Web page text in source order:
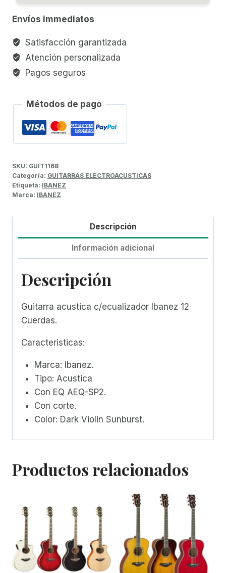
cantidad
Envíos immediatos
Satisfacción garantizada
Atención personalizada
Pagos seguros
Métodos de pago
SKU: GUIT1168
Categoría: GUITARRAS ELECTROACUSTICAS
Etiqueta: IBANEZ
Marca: IBANEZ
Descripción
Información adicional
Descripción
Guitarra acustica c/ecualizador Ibanez 12
Cuerdas.
Caracteristicas:
Marca: Ibanez.
Tipo: Acustica
Con EQ AEQ-SP2.
Con corte.
Color: Dark Violin Sunburst.
Productos relacionados